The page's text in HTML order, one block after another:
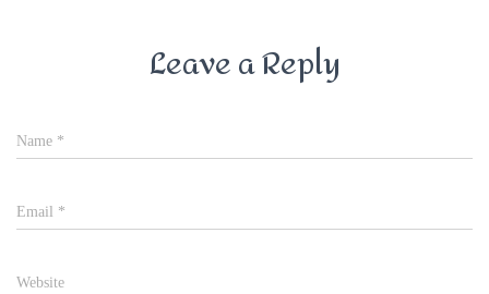
Leave a Reply
Name *
Email *
Website